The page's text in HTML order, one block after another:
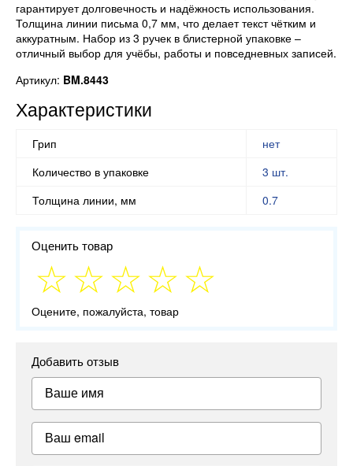
гарантирует долговечность и надёжность использования.
Толщина линии письма 0,7 мм, что делает текст чётким и
аккуратным. Набор из 3 ручек в блистерной упаковке –
отличный выбор для учёбы, работы и повседневных записей.
Артикул: BM.8443
Характеристики
Грип
нет
Количество в упаковке
3 шт.
Толщина линии, мм
0.7
Оценить товар
Оцените, пожалуйста, товар
Добавить отзыв
Ваше имя
Ваш email